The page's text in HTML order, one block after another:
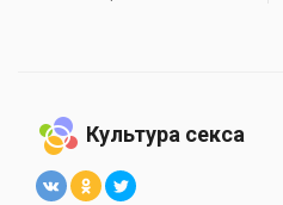
Культура секса